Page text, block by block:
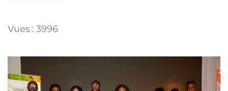
Vues : 3996